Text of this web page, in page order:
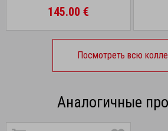
145.00 €
Посмотреть всю
Аналогичные